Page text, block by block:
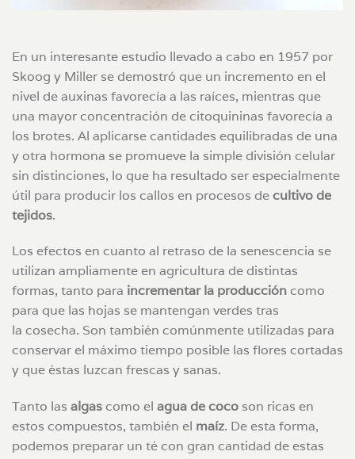
En un interesante estudio llevado a cabo en 1957 por
Skoog y Miller se demostró que un incremento en el
nivel de auxinas favorecía a las raíces, mientras que
una mayor concentración de citoquininas favorecía a
los brotes. Al aplicarse cantidades equilibradas de una
y otra hormona se promueve la simple división celular
sin distinciones, lo que ha resultado ser especialmente
útil para producir los callos en procesos decultivo de
tejidos.
Los efectos en cuanto al retraso de la senescencia se
utilizan ampliamente en agricultura de distintas
formas, tanto para incrementar la produccióncomo
para que las hojas se mantengan verdes tras
la cosecha. Son también comúnmente utilizadas para
conservar el máximo tiempo posible las flores cortadas
y que éstas luzcan frescas y sanas.
Tanto las algascomo el agua de coco son ricas en
estos compuestos, también el maíz. De esta forma,
podemos preparar un té con gran cantidad de estas